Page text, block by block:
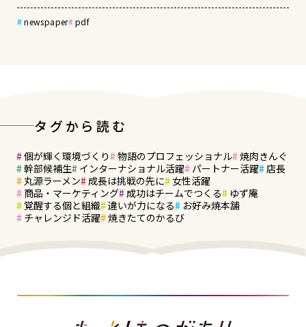
newspaper pdf
タグから読む
個が輝く環境づくり 物語のプロフェッショナル 焼肉きんぐ
幹部候補生 インターナショナル活躍 パートナー活躍 店長
丸源ラーメン 成長は挑戦の先に
女性活躍
商品・マーケティング 成功はチームでつくる
ゆず庵
覚醒する個と組織 違いが力になる
お好み焼本舗
チャレンジド活躍 焼きたてのかるび